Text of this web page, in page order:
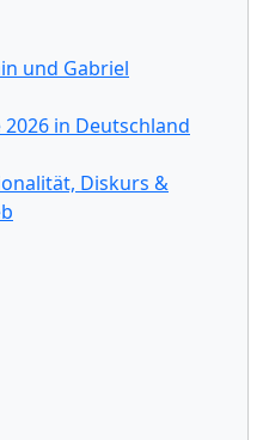
und Gabriel
in Deutschland
Diskurs &